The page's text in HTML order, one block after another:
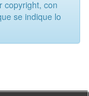
copyright, con
se indique lo